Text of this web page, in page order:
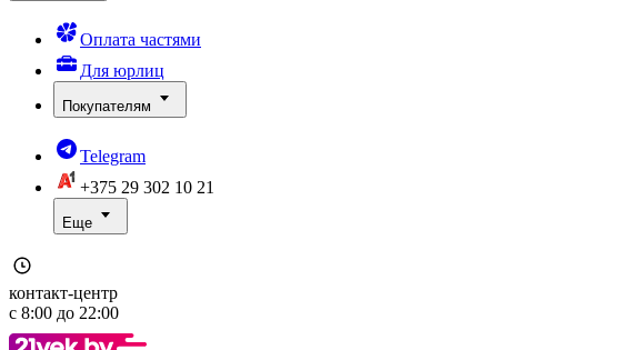
Оплата частями
Для юрлиц
Покупателям
Telegram
+375 29 302 10 21
Еще
контакт-центр
с 8:00 до 22:00